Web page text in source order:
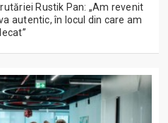
Rustik Pan: „Am revenit
autentic, în locul din care am